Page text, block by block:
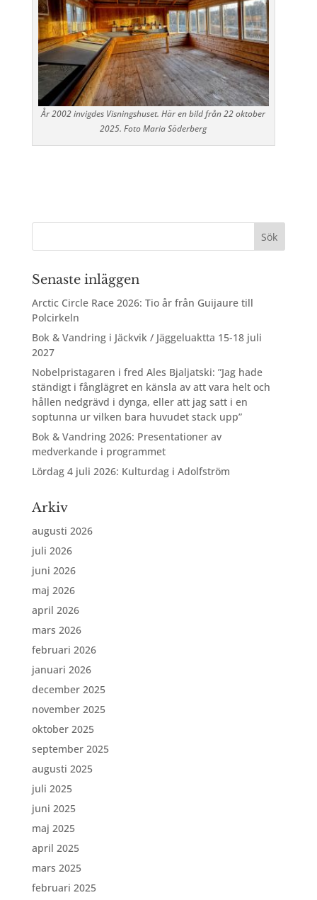
År 2002 invigdes Visningshuset. Här en bild från 22 oktober
2025. Foto Maria Söderberg
Senaste inläggen
Arctic Circle Race 2026: Tio år från Guijaure till
Polcirkeln
Bok & Vandring i Jäckvik / Jäggeluaktta 15-18 juli
2027
Nobelpristagaren i fred Ales Bjaljatski: ”Jag hade
ständigt i fånglägret en känsla av att vara helt och
hållen nedgrävd i dynga, eller att jag satt i en
soptunna ur vilken bara huvudet stack upp”
Bok & Vandring 2026: Presentationer av
medverkande i programmet
Lördag 4 juli 2026: Kulturdag i Adolfström
Arkiv
augusti 2026
juli 2026
juni 2026
maj 2026
april 2026
mars 2026
februari 2026
januari 2026
december 2025
november 2025
oktober 2025
september 2025
augusti 2025
juli 2025
juni 2025
maj 2025
april 2025
mars 2025
februari 2025